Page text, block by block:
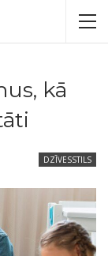
kā
DZĪVESSTILS